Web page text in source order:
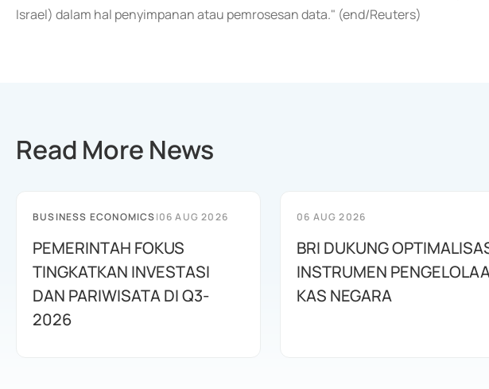
Israel) dalam hal penyimpanan atau pemrosesan data." (end/Reuters)
Read More News
BUSINESS ECONOMICS|06 AUG 2026
PEMERINTAH FOKUS
TINGKATKAN INVESTASI
DAN PARIWISATA DI Q3-
2026
06 AUG 2026
BRI DUKUNG
INSTRUMEN
KAS NEGARA